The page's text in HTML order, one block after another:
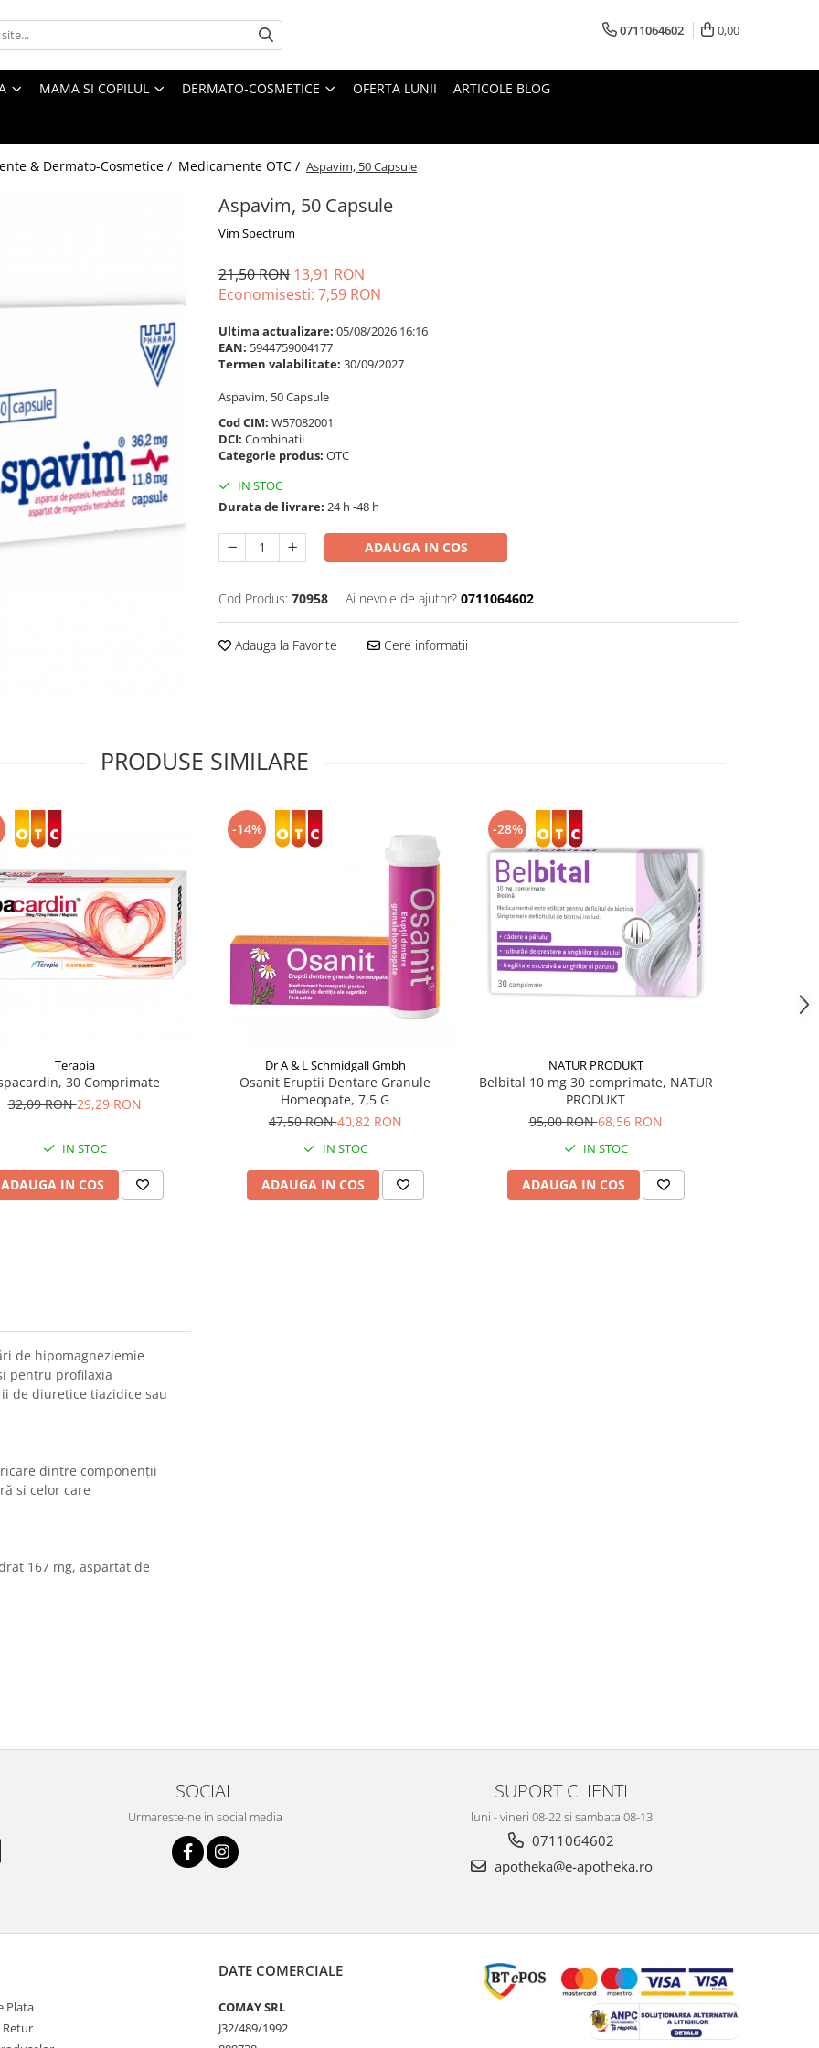
0711064602 0,00
MAMA SI COPILUL DERMATO-COSMETICE OFERTA LUNII ARTICOLE BLOG
& Dermato-Cosmetice / Medicamente OTC / Aspavim, 50 Capsule
Aspavim, 50 Capsule
Vim Spectrum
21,50 RON 13,91 RON
Economisesti: 7,59 RON
Ultima actualizare: 05/08/2026 16:16
EAN: 5944759004177
Termen valabilitate: 30/09/2027
Aspavim, 50 Capsule
Cod CIM: W57082001
DCI: Combinatii
Categorie produs: OTC
IN STOC
Durata de livrare: 24 h -48 h
ADAUGA IN COS
Cod Produs: 70958 Ai nevoie de ajutor? 0711064602
Adauga la Favorite Cere informatii
PRODUSE SIMILARE
Terapia
30 Comprimate
32,09 RON29,29 RON
IN STOC
ADAUGA IN COS
-14%
Dr A & L Schmidgall Gmbh
Osanit Eruptii Dentare Granule
Homeopate, 7,5 G
47,50 RON40,82 RON
IN STOC
ADAUGA IN COS
-28%
NATUR PRODUKT
Belbital 10 mg 30 comprimate, NATUR
PRODUKT
95,00 RON68,56 RON
IN STOC
ADAUGA IN COS
de hipomagneziemie
pentru profilaxia
de diuretice tiazidice sau
dintre componenții
si celor care
167 mg, aspartat de
SOCIAL
Urmareste-ne in social media
SUPORT CLIENTI
luni - vineri 08-22 si sambata 08-13
0711064602
apotheka@e-apotheka.ro
Plata
Retur
DATE COMERCIALE
COMAY SRL
J32/489/1992